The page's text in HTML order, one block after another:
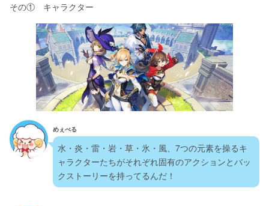
その①　キャラクター
めぇべる
水・炎・雷・岩・草・氷・風、7つの元素を操るキ
ャラクターたちがそれぞれ固有のアクションとバッ
クストーリーを持ってるんだ！